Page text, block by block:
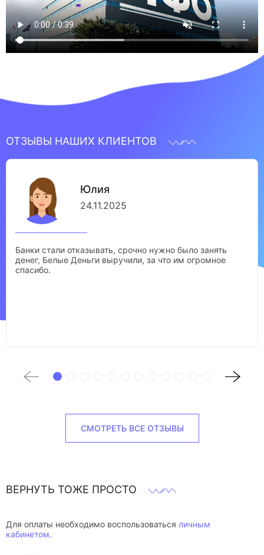
ОТЗЫВЫ НАШИХ КЛИЕНТОВ
Юлия
24.11.2025
Банки стали отказывать, срочно нужно было занять
денег, Белые Деньги выручили, за что им огромное
спасибо.
СМОТРЕТЬ ВСЕ ОТЗЫВЫ
ВЕРНУТЬ ТОЖЕ ПРОСТО
Для оплаты необходимо воспользоваться личным
кабинетом.